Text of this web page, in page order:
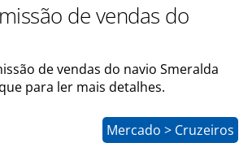
de vendas do
de vendas do navio Smeralda
para ler mais detalhes.
Mercado > Cruzeiros